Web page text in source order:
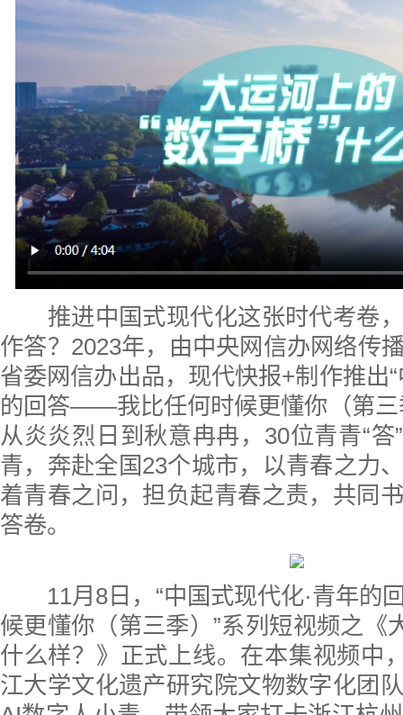
推进中国式现代化这张时代考卷，
作答？2023年，由中央网信办网络传
省委网信办出品，现代快报+制作推出
的回答——我比任何时候更懂你（第三
从炎炎烈日到秋意冉冉，30位青青“
青，奔赴全国23个城市，以青春之力
着青春之问，担负起青春之责，共同
答卷。
11月8日，“中国式现代化·青年的
候更懂你（第三季）”系列短视频之《
什么样？》正式上线。在本集视频中
江大学文化遗产研究院文物数字化团